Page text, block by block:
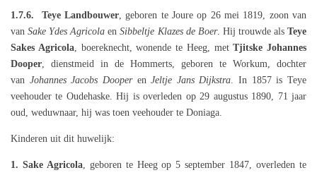
1.7.6. Teye Landbouwer, geboren te Joure op 26 mei 1819, zoon van
van Sake Ydes Agricola en Sibbeltje Klazes de Boer. Hij trouwde als Teye
Sakes Agricola, boereknecht, wonende te Heeg, met Tjitske Johannes
Dooper, dienstmeid in de Hommerts, geboren te Workum, dochter
van Johannes Jacobs Dooper en Jeltje Jans Dijkstra. In 1857 is Teye
veehouder te Oudehaske. Hij is overleden op 29 augustus 1890, 71 jaar
oud, weduwnaar, hij was toen veehouder te Doniaga.
Kinderen uit dit huwelijk:
1. Sake Agricola, geboren te Heeg op 5 september 1847, overleden te